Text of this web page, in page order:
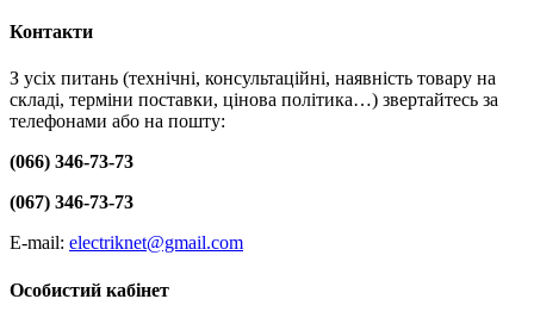
Контакти
З усіх питань (технічні, консультаційні, наявність товару на
складі, терміни поставки, цінова політика…) звертайтесь за
телефонами або на пошту:
(066) 346-73-73
(067) 346-73-73
E-mail: electriknet@gmail.com
Особистий кабінет